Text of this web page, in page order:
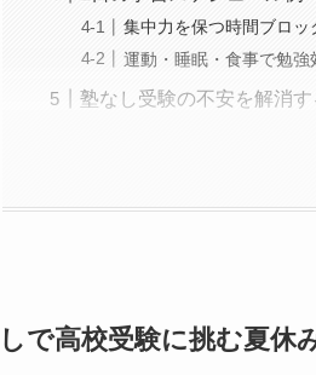
集中力を保つ時間ブロッ
運動・睡眠・食事で勉強
塾なし受験の不安を解消
で高校受験に挑む夏休